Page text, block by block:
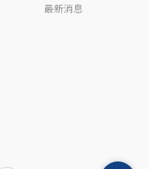
最新消息